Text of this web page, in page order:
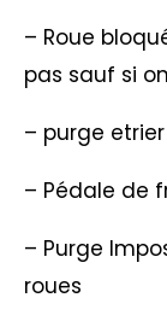
– Roue
pas sauf si
– purge
– Pédale de
– Purge
roues